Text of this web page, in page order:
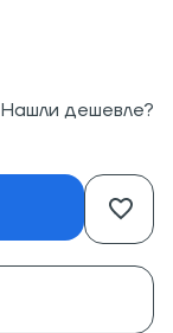
Нашли дешевле?